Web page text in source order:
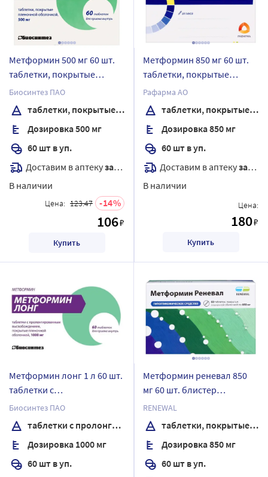
Метформин 500 мг 60 шт.
таблетки, покрытые
пленочной оболочкой
Биосинтез ПАО
таблетки, покрытые пленочной оболочкой
Дозировка 500 мг
60 шт в уп.
Доставим в аптекузавтра
В наличии
Цена: 123.47 14
106₽
Купить
Метформин 850 мг 60 шт.
таблетки, покрытые
пленочной оболочкой
Рафарма АО
таблетки, покрытые пленочной оболочкой
Дозировка 850 мг
60 шт в уп.
Доставим в аптекузавтра
В наличии
Цена:
180₽
Купить
Метформин лонг 1 л 60 шт.
таблетки с
пролонгированным
высвобождением,
покрытые пленочной
оболочкой
Биосинтез ПАО
таблетки с пролонгированным высвобождением, покрытые пленочной оболочкой
Дозировка 1000 мг
60 шт в уп.
Метформин реневал 850
мг 60 шт. блистер
таблетки, покрытые
пленочной оболочкой
RENEWAL
таблетки, покрытые пленочной оболочкой
Дозировка 850 мг
60 шт в уп.